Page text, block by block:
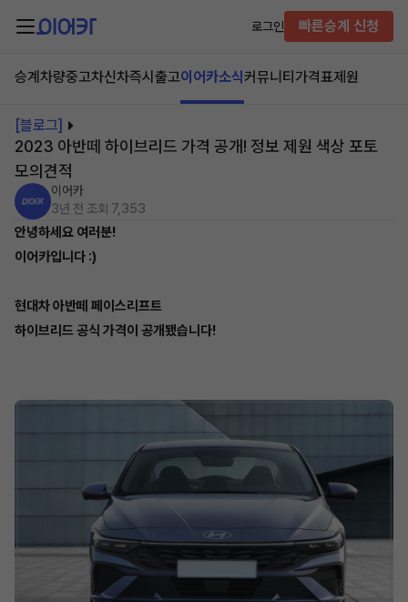
로그인 빠른승계 신청
승계차량중고차신차즉시출고이어카소식커뮤니티 가격표제원
[블로그]
2023 아반떼 하이브리드 가격 공개! 정보 제원 색상 포토
모의견적
이어카
3년 전 조회 7,353
안녕하세요 여러분!
이어카입니다 :)
현대차 아반떼 페이스리프트
하이브리드 공식 가격이 공개됐습니다!